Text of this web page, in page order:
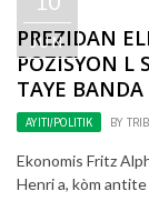
JUN
PREZIDAN
POZISYON L
TAYE
AYITI/POLITIK BY
Ekonomis Fritz
Henri a, kòm